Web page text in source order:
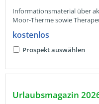
Informationsmaterial über
Moor-Therme sowie
kostenlos
Prospekt auswählen
Urlaubsmagazin